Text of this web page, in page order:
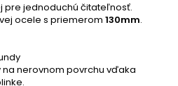
pre jednoduchú čitateľnosť.
ocele s priemerom 130mm.
na nerovnom povrchu vďaka